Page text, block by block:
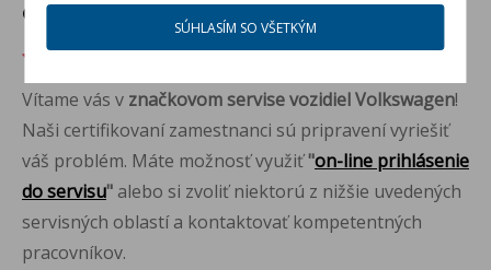
O autoservise a predajni Volkswagen
4.9 98% 165hodnotenia
Vítame vás v značkovom servise vozidiel Volkswagen!
Naši certifikovaní zamestnanci sú pripravení vyriešiť
váš problém. Máte možnosť využiť"on-line prihlásenie
do servisu" alebo si zvoliť niektorú z nižšie uvedených
servisných oblastí a kontaktovať kompetentných
pracovníkov.
SÚHLASÍM SO VŠETKÝM